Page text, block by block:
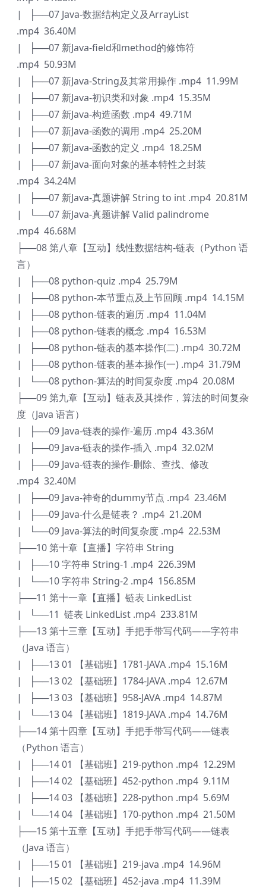
| ├──07 Java-数据结构定义及ArrayList
.mp4 36.40M
| ├──07 新Java-field和method的修饰符
.mp4 50.93M
| ├──07 新Java-String及其常用操作 .mp4 11.99M
| ├──07 新Java-初识类和对象 .mp4 15.35M
| ├──07 新Java-构造函数 .mp4 49.71M
| ├──07 新Java-函数的调用 .mp4 25.20M
| ├──07 新Java-函数的定义 .mp4 18.25M
| ├──07 新Java-面向对象的基本特性之封装
.mp4 34.24M
| ├──07 新Java-真题讲解 String to int .mp4 20.81M
| └──07 新Java-真题讲解 Valid palindrome
.mp4 46.68M
├──08 第八章【互动】线性数据结构-链表（Python 语
言）
| ├──08 python-quiz .mp4 25.79M
| ├──08 python-本节重点及上节回顾 .mp4 14.15M
| ├──08 python-链表的遍历 .mp4 11.04M
| ├──08 python-链表的概念 .mp4 16.53M
| ├──08 python-链表的基本操作(二) .mp4 30.72M
| ├──08 python-链表的基本操作(一) .mp4 31.79M
| └──08 python-算法的时间复杂度 .mp4 20.08M
├──09 第九章【互动】链表及其操作，算法的时间复杂
度（Java 语言）
| ├──09 Java-链表的操作-遍历 .mp4 43.36M
| ├──09 Java-链表的操作-插入 .mp4 32.02M
| ├──09 Java-链表的操作-删除、查找、修改
.mp4 32.40M
| ├──09 Java-神奇的dummy节点 .mp4 23.46M
| ├──09 Java-什么是链表？ .mp4 21.20M
| └──09 Java-算法的时间复杂度 .mp4 22.53M
├──10 第十章【直播】字符串 String
| ├──10 字符串 String-1 .mp4 226.39M
| └──10 字符串 String-2 .mp4 156.85M
├──11 第十一章【直播】链表 LinkedList
| └──11 链表 LinkedList .mp4 233.81M
├──13 第十三章【互动】手把手带写代码——字符串
（Java 语言）
| ├──13 01 【基础班】1781-JAVA .mp4 15.16M
| ├──13 02 【基础班】1784-JAVA .mp4 12.67M
| ├──13 03 【基础班】958-JAVA .mp4 14.87M
| └──13 04 【基础班】1819-JAVA .mp4 14.76M
├──14 第十四章【互动】手把手带写代码——链表
（Python 语言）
| ├──14 01 【基础班】219-python .mp4 12.29M
| ├──14 02 【基础班】452-python .mp4 9.11M
| ├──14 03 【基础班】228-python .mp4 5.69M
| └──14 04 【基础班】170-python .mp4 21.50M
├──15 第十五章【互动】手把手带写代码——链表
（Java 语言）
| ├──15 01 【基础班】219-java .mp4 14.96M
| ├──15 02 【基础班】452-java .mp4 11.39M